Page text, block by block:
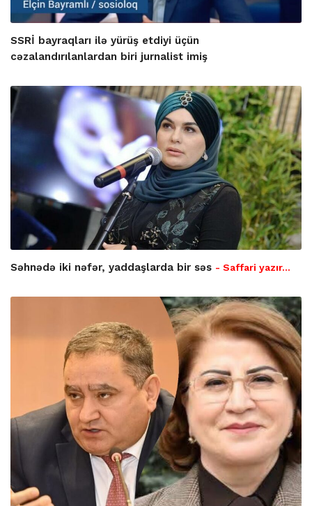
SSRİ bayraqları ilə yürüş etdiyi üçün
cəzalandırılanlardan biri jurnalist imiş
Səhnədə iki nəfər, yaddaşlarda bir səs - Saffari yazır…